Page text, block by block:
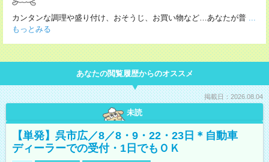
カンタンな調理や盛り付け、おそうじ、お買い物など…あなたが普 ...
もっとみる
あなたの閲覧履歴からのオススメ
掲載日：2026.08.04
未読
【単発】呉市広／8／8・9・22・23日＊自動車
ディーラーでの受付・1日でもＯＫ